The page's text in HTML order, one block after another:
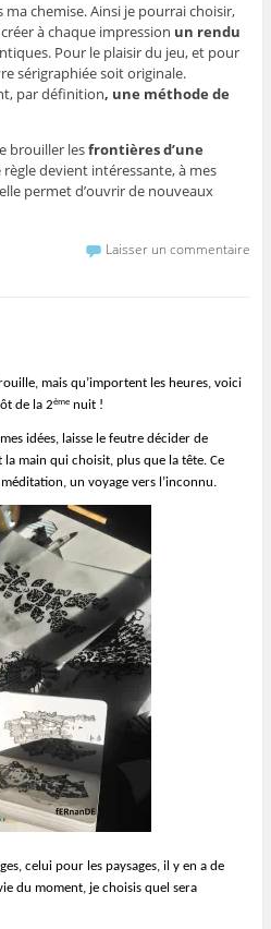
ma chemise. Ainsi je pourrai choisir,
à chaque impression un rendu
Pour le plaisir du jeu, et pour
sérigraphiée soit originale.
par définition, une méthode de
brouiller lesfrontières d’une
règle devient intéressante, à mes
permet d’ouvrir de nouveaux
Laisser un commentaire
mais qu’importent les heures, voici
de la 2èmenuit !
idées, laisse le feutre décider de
la main qui choisit, plus que la tête. Ce
un voyage vers l’inconnu.
celui pour les paysages, il y en a de
du moment, je choisis quel sera